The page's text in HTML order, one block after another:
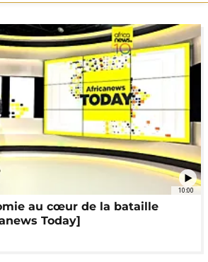
10:00
au cœur de la bataille
Today]